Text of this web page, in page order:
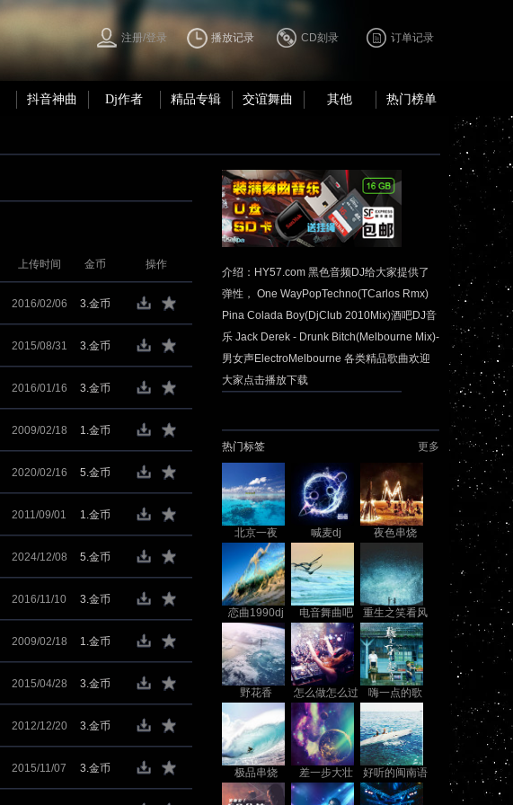
注册/登录 播放记录 CD刻录 订单记录
抖音神曲 Dj作者 精品专辑 交谊舞曲 其他 热门榜单
上传时间 金币 操作
2016/02/06 3.金币
2015/08/31 3.金币
2016/01/16 3.金币
2009/02/18 1.金币
2020/02/16 5.金币
2011/09/01 1.金币
2024/12/08 5.金币
2016/11/10 3.金币
2009/02/18 1.金币
2015/04/28 3.金币
2012/12/20 3.金币
2015/11/07 3.金币
介绍：HY57.com 黑色音频DJ给大家提供了
弹性， One WayPopTechno(TCarlos Rmx)
Pina Colada Boy(DjClub 2010Mix)酒吧DJ音
乐 Jack Derek - Drunk Bitch(Melbourne Mix)-
男女声ElectroMelbourne 各类精品歌曲欢迎
大家点击播放下载
热门标签 更多
北京一夜 喊麦dj
夜色串烧
恋曲1990dj 电音舞曲吧
重生之笑看风
云起
野花香
怎么做怎么过
怎么活
嗨一点的歌
极品串烧 差一步大壮
好听的闽南语
歌曲